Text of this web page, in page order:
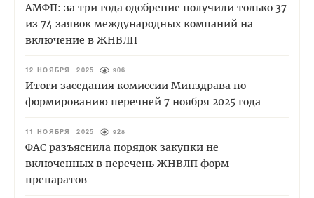
АМФП: за три года одобрение получили только 37
из 74 заявок международных компаний на
включение в ЖНВЛП
12 НОЯБРЯ 2025 906
Итоги заседания комиссии Минздрава по
формированию перечней 7 ноября 2025 года
11 НОЯБРЯ 2025 928
ФАС разъяснила порядок закупки не
включенных в перечень ЖНВЛП форм
препаратов